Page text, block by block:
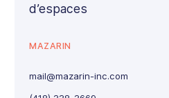
d’espaces
MAZARIN
mail@mazarin-inc.com